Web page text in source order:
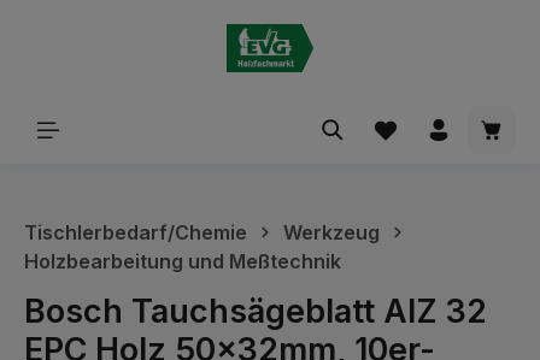
Tischlerbedarf/Chemie
Werkzeug
Holzbearbeitung und Meßtechnik
Bosch Tauchsägeblatt AIZ 32
EPC Holz 50x32mm, 10er-